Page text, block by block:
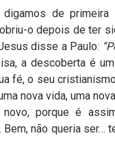
de
o depois de ter
disse a Paulo:
a descoberta é
fé, o seu
nova vida, uma
porque é
não queria